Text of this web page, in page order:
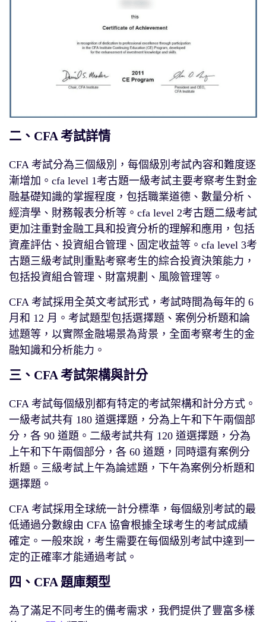
二、CFA 考試詳情
CFA 考試分為三個級別，每個級別考試內容和難度逐
漸增加。cfa level 1考古題一級考試主要考察考生對金
融基礎知識的掌握程度，包括職業道德、數量分析、
經濟學、財務報表分析等。cfa level 2考古題二級考試
更加注重對金融工具和投資分析的理解和應用，包括
資產評估、投資組合管理、固定收益等。cfa level 3考
古題三級考試則重點考察考生的綜合投資決策能力，
包括投資組合管理、財富規劃、風險管理等。
CFA 考試採用全英文考試形式，考試時間為每年的 6
月和 12 月。考試題型包括選擇題、案例分析題和論
述題等，以實際金融場景為背景，全面考察考生的金
融知識和分析能力。
三、CFA 考試架構與計分
CFA 考試每個級別都有特定的考試架構和計分方式。
一級考試共有 180 道選擇題，分為上午和下午兩個部
分，各 90 道題。二級考試共有 120 道選擇題，分為
上午和下午兩個部分，各 60 道題，同時還有案例分
析題。三級考試上午為論述題，下午為案例分析題和
選擇題。
CFA 考試採用全球統一計分標準，每個級別考試的最
低通過分數線由 CFA 協會根據全球考生的考試成績
確定。一般來說，考生需要在每個級別考試中達到一
定的正確率才能通過考試。
四、CFA 題庫類型
為了滿足不同考生的備考需求，我們提供了豐富多樣